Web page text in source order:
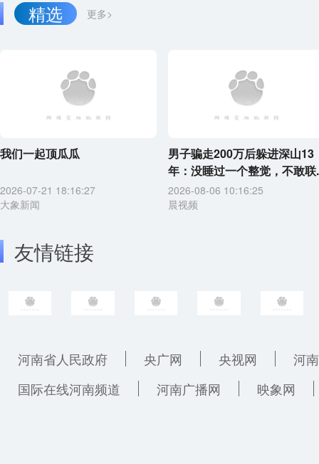
更多>
精选
我们一起顶瓜瓜
2026-07-21 18:16:27
大象新闻
男子骗走200万后躲进深山13
年：没睡过一个整觉，不敢联
2026-08-06 10:16:25
晨视频
友情链接
河南省人民政府 央广网 央视网
河
国际在线河南频道
河南广播网 映象网